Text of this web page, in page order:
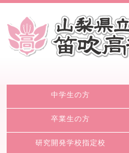
中学生の方
卒業生の方
研究開発学校指定校